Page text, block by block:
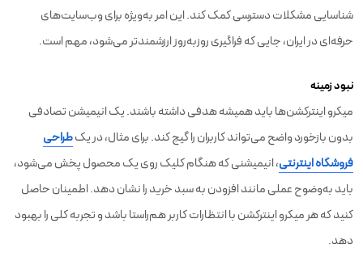
شناسایی مشکلات دسترسی کمک کند. این امر به‌ویژه برای وب‌سایت‌های
حرفه‌ای در ایران، جایی که فراگیری روزبه‌روز ارزشمندتر می‌شود، مهم است.
نبود زمینه
میکرو اینترکشن‌ها باید همیشه هدفی داشته باشند. یک انیمیشن تصادفی
بدون بازخورد واضح می‌تواند کاربران را گیج کند. برای مثال، در یکطراحی
فروشگاه اینترنتی، انیمیشنی که هنگام کلیک روی یک محصول پخش می‌شود،
باید به‌وضوح عملی مانند افزودن به سبد خرید را نشان دهد. اطمینان حاصل
کنید که هر میکرو اینترکشن با انتظارات کاربر هم‌راستا باشد و تجربه کلی را بهبود
دهد.